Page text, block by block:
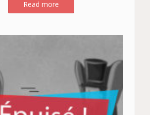
Read more